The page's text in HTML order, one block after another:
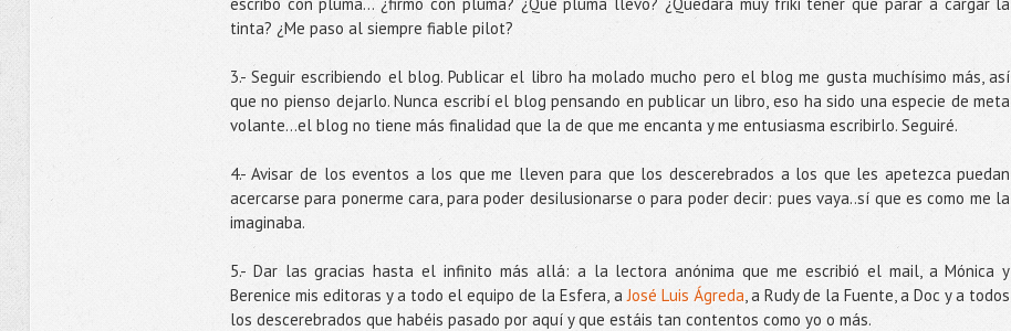
tinta? ¿Me paso al siempre fiable pilot?
3.- Seguir escribiendo el blog. Publicar el libro ha molado mucho pero el blog me gusta muchísimo más, así
que no pienso dejarlo. Nunca escribí el blog pensando en publicar un libro, eso ha sido una especie de meta
volante…el blog no tiene más finalidad que la de que me encanta y me entusiasma escribirlo. Seguiré.
4.- Avisar de los eventos a los que me lleven para que los descerebrados a los que les apetezca puedan
acercarse para ponerme cara, para poder desilusionarse o para poder decir: pues vaya..sí que es como me la
imaginaba.
5.- Dar las gracias hasta el infinito más allá: a la lectora anónima que me escribió el mail, a Mónica y
Berenice mis editoras y a todo el equipo de la Esfera, aJosé Luis Ágreda, a Rudy de la Fuente, a Doc y a todos
los descerebrados que habéis pasado por aquí y que estáis tan contentos como yo o más.